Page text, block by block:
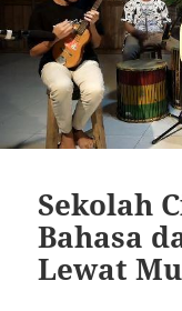
Sekolah
Bahasa
Lewat